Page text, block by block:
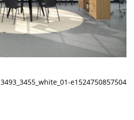
3493_3455_white_01-e1524750857504